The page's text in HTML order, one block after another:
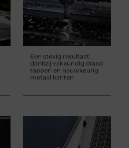
Een stevig resultaat
dankzij vakkundig draad
tappen en nauwkeurig
metaal kanten